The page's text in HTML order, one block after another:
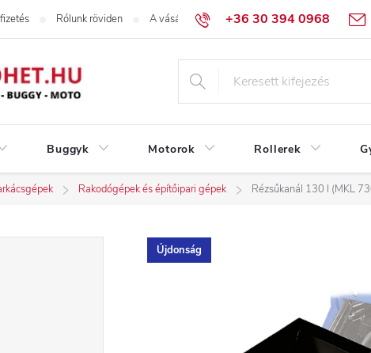
+36 30 394 0968
Rólunk röviden A vásárlás lépései Üzleti feltételek (ÁSZF)
Buggyk Motorok Rollerek
Rakodógépek és építőipari gépek Rézsűkanál 130 l (MKL
Újdonság